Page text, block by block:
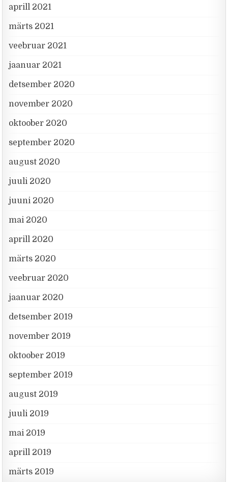
aprill 2021
märts 2021
veebruar 2021
jaanuar 2021
detsember 2020
november 2020
oktoober 2020
september 2020
august 2020
juuli 2020
juuni 2020
mai 2020
aprill 2020
märts 2020
veebruar 2020
jaanuar 2020
detsember 2019
november 2019
oktoober 2019
september 2019
august 2019
juuli 2019
mai 2019
aprill 2019
märts 2019